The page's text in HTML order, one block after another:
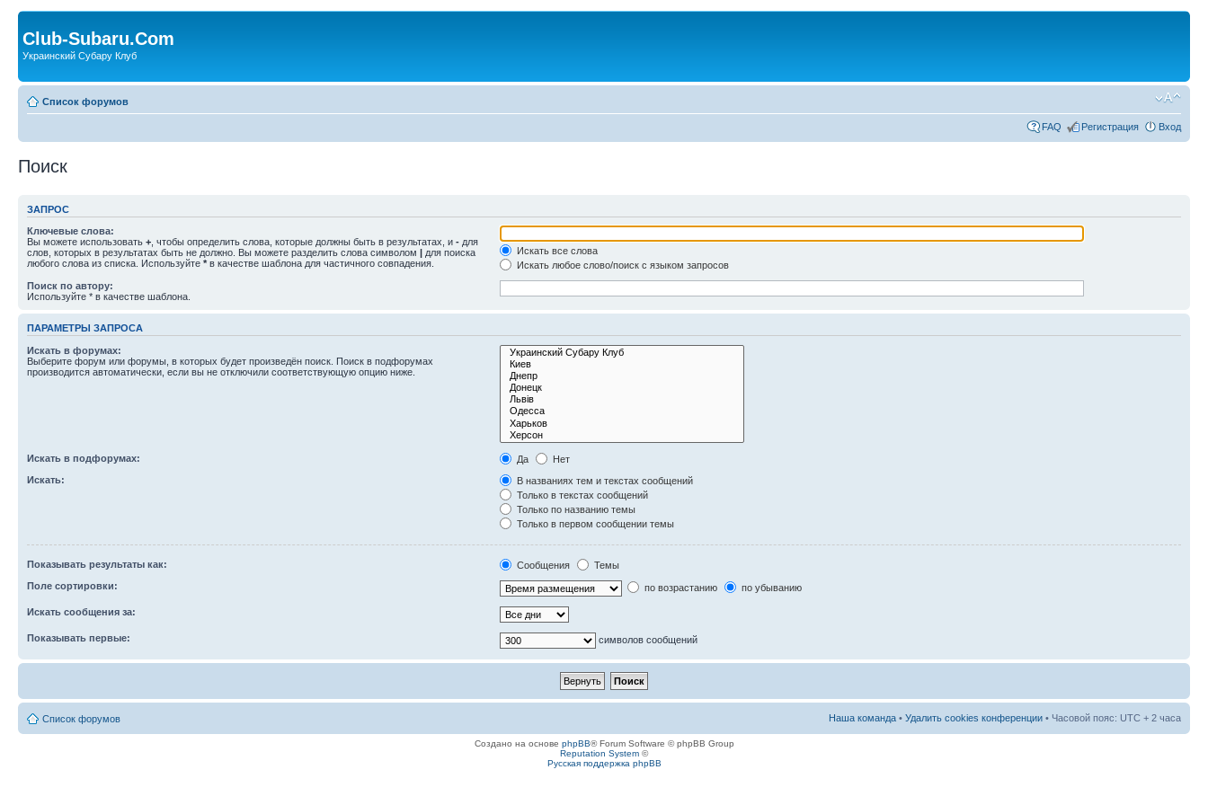
Club-Subaru.Com
Украинский Субару Клуб
Список форумов
FAQ Регистрация Вход
Поиск
ЗАПРОС
Ключевые слова:
Вы можете использовать + , чтобы определить слова, которые должны быть в результатах, и - для
слов, которых в результатах быть не должно. Вы можете разделить слова символом | для поиска
любого слова из списка. Используйте * в качестве шаблона для частичного совпадения.
Искать все слова
Искать любое слово/поиск с языком запросов
Поиск по автору:
Используйте * в качестве шаблона.
ПАРАМЕТРЫ ЗАПРОСА
Искать в форумах:
Выберите форум или форумы, в которых будет произведён поиск. Поиск в подфорумах
производится автоматически, если вы не отключили соответствующую опцию ниже.
Искать в подфорумах: Да
Нет
Искать:
В названиях тем и текстах сообщений
Только в текстах сообщений
Только по названию темы
Только в первом сообщении темы
Показывать результаты как: Сообщения
Темы
Поле сортировки:
по возрастанию по убыванию
Искать сообщения за:
Показывать первые: символов сообщений
Список форумов Наша команда • Удалить cookies конференции • Часовой пояс: UTC + 2 часа
Создано на основе phpBB® Forum Software © phpBB Group
Reputation System ©
Русская поддержка phpBB